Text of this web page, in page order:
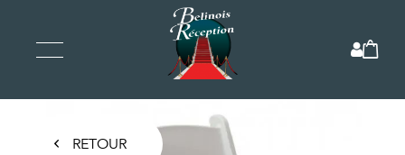
RETOUR